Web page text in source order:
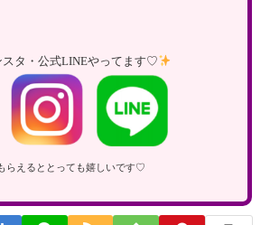
タ・公式LINEやってます♡
るととっても嬉しいです♡